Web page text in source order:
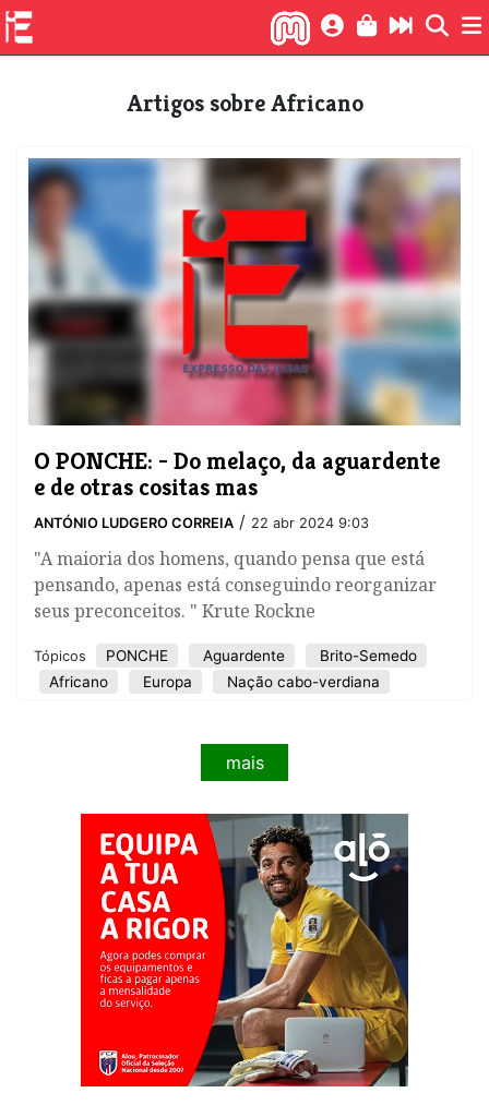
Artigos sobre Africano
O PONCHE: - Do melaço, da aguardente
e de otras cositas mas
ANTÓNIO LUDGERO CORREIA / 22 abr 2024 9:03
"A maioria dos homens, quando pensa que está
pensando, apenas está conseguindo reorganizar
seus preconceitos. " Krute Rockne
Tópicos PONCHE Aguardente
Brito-Semedo
Africano
Europa Nação cabo-verdiana
mais